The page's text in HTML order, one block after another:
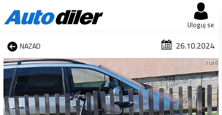
Uloguj se
NAZAD 26.10.2024
1 od 6